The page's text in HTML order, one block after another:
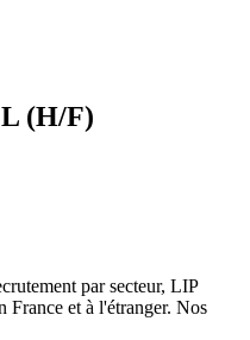
(H/F)
par secteur, LIP
France et à l'étranger. Nos